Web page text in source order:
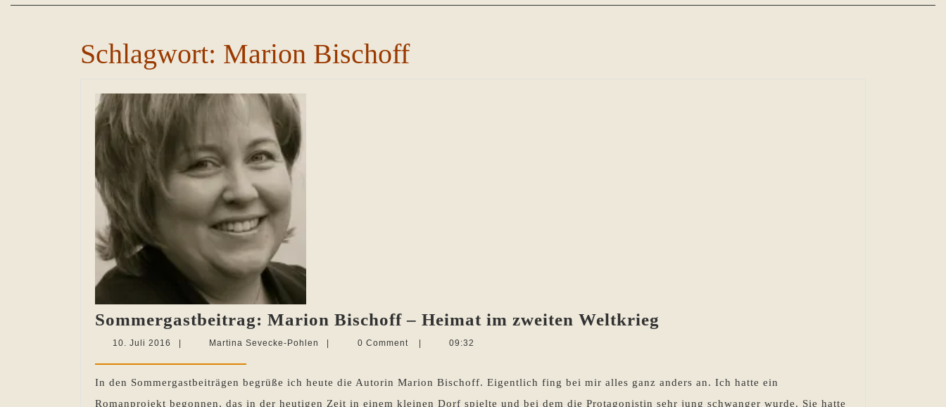
Schlagwort: Marion Bischoff
Sommergastbeitrag: Marion Bischoff – Heimat im zweiten Weltkrieg
–
Heimat
10. Juli 2016 10.
2016
Martina Sevecke-Pohlen
Martina
0 Comment 09:32
In den Sommergastbeiträgen begrüße ich heute die Autorin Marion Bischoff. Eigentlich fing bei mir alles ganz anders an. Ich hatte ein
Romanprojekt begonnen, das in der heutigen Zeit in einem kleinen Dorf spielte und bei dem die Protagonistin sehr jung schwanger wurde. Sie hatte